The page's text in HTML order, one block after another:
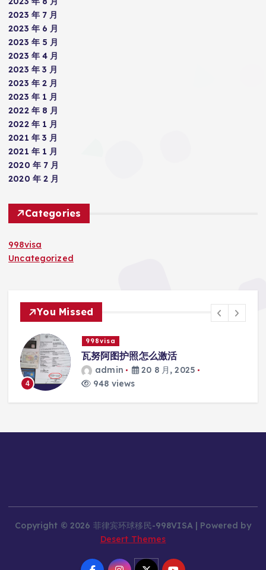
2023 年 7 月
2023 年 6 月
2023 年 5 月
2023 年 4 月
2023 年 3 月
2023 年 2 月
2023 年 1 月
2022 年 8 月
2022 年 1 月
2021 年 3 月
2021 年 1 月
2020 年 7 月
2020 年 2 月
Categories
998visa
Uncategorized
You Missed
4
998visa
瓦努阿图护照怎么激活
admin
20 8 月, 2025
948 views
Copyright © 2026 菲律宾环球移民-998VISA | Powered by
Desert Themes